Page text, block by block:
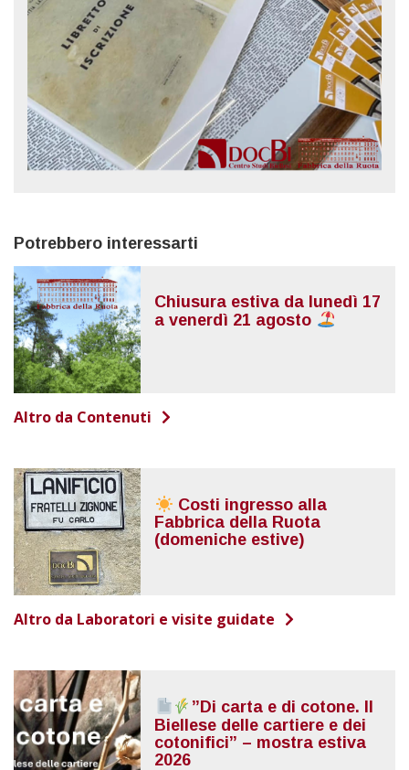
Potrebbero interessarti
Chiusura estiva da lunedì 17
a venerdì 21 agosto
Altro da Contenuti
Costi ingresso alla
Fabbrica della Ruota
(domeniche estive)
Altro da Laboratori e visite guidate
”Di carta e di cotone. Il
Biellese delle cartiere e dei
cotonifici” – mostra estiva
2026